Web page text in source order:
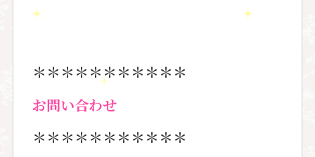
＊＊＊＊＊＊＊＊＊＊＊
お問い合わせ
＊＊＊＊＊＊＊＊＊＊＊